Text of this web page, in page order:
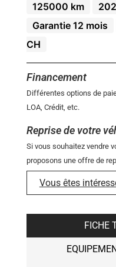
125000 km
Garantie 12 mois
CH
Financement
Différentes options de
LOA, Crédit, etc.
Reprise de votre
Si vous souhaitez vendre
proposons une offre de
Vous êtes
FICHE